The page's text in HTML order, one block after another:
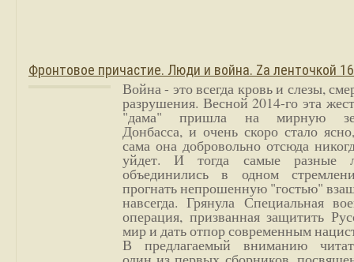
Фронтовое причастие. Люди и война. Zа ленточкой
Война - это всегда кровь и слезы,
разрушения. Весной 2014-го эта
"дама" пришла на мирную
Донбасса, и очень скоро стало
сама она добровольно отсюда
уйдет. И тогда самые разные
объединились в одном
прогнать непрошенную "гостью"
навсегда. Грянула Специальная
операция, призванная защитить
мир и дать отпор современным
В предлагаемый вниманию